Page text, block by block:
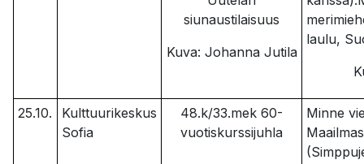
siunaustilaisuus
Kuva: Johanna Jutila
laulu,
25.10.
Kulttuurikeskus
Sofia
48.k/33.mek 60-
vuotiskurssijuhla
Minne